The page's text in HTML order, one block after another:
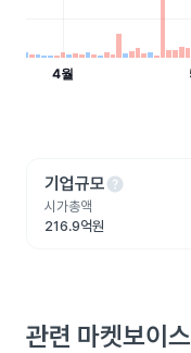
기업규모help
시가총액
216.9억원
관련 마켓보이스